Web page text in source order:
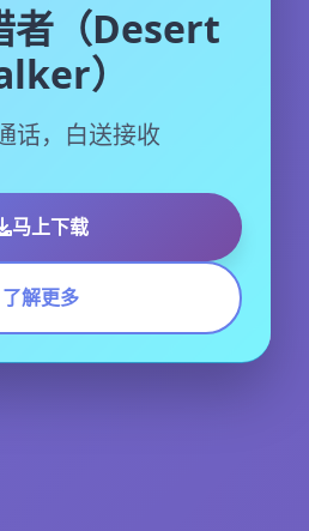
者（Desert
）
话，白送接收
马上下载
了解更多